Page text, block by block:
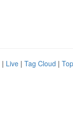
| Live | Tag Cloud |